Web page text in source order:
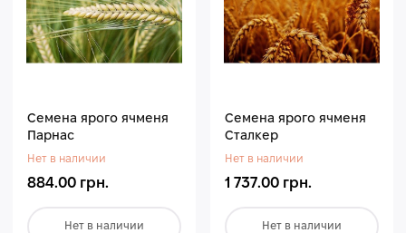
Семена ярого ячменя
Парнас
Нет в наличии
884.00 грн.
Нет в наличии
Семена ярого ячменя
Сталкер
Нет в наличии
1 737.00 грн.
Нет в наличии